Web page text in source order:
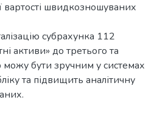
вартості швидкозношуваних
субрахунка 112
активи» до третього та
можу бути зручним у системах
та підвищить аналітичну